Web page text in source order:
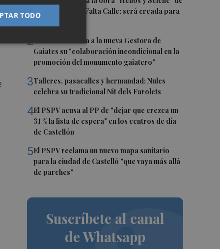
la compañía Te Falta Calle: será creada para
2 Castelló traslada a la nueva Gestora de
Gaiates su "colaboración incondicional en la
promoción del monumento gaiatero"
3Talleres, pasacalles y hermandad: Nules
celebra su tradicional Nit dels Farolets
4El PSPV acusa al PP de "dejar que crezca un
31 % la lista de espera" en los centros de día
de Castellón
5El PSPV reclama un nuevo mapa sanitario
para la ciudad de Castelló "que vaya más allá
de parches"
Suscríbete al canal
de Whatsapp
TODO